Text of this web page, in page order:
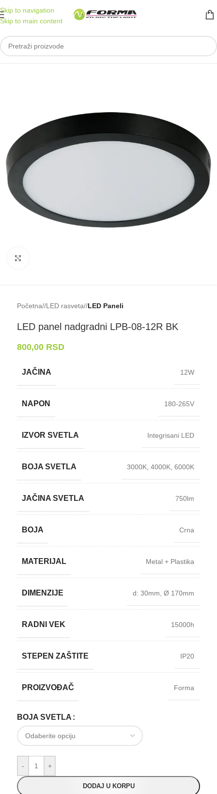
Skip to navigation
Skip to main content
Početna/ LED rasveta/ LED Paneli
LED panel nadgradni LPB-⁠08-⁠12R BK
800,00 RSD
JAČINA 12W
NAPON 180-265V
IZVOR SVETLA Integrisani LED
BOJA SVETLA 3000K 4000K 6000K
JAČINA SVETLA 750lm
BOJA Crna
MATERIJAL Metal + Plastika
DIMENZIJE d: 30mm Ø 170mm
RADNI VEK 15000h
STEPEN ZAŠTITE IP20
PROIZVOĐAČ Forma
BOJA SVETLA
- +
DODAJ U KORPU